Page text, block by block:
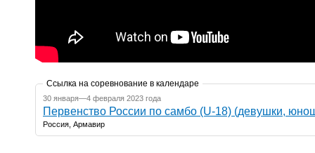
Ссылка на соревнование в календаре
30 января—4 февраля 2023 года
Первенство России по самбо (U-18) (девушки,
Россия, Армавир